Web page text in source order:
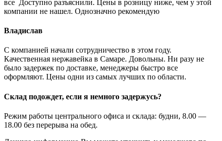
все Доступно разъяснили. Цены в розницу ниже, чем у этой
компании не нашел. Однозначно рекомендую
Владислав
С компанией начали сотрудничество в этом году.
Качественная нержавейка в Самаре. Довольны. Ни разу не
было задержек по доставке, менеджеры быстро все
оформляют. Цены одни из самых лучших по области.
Склад подождет, если я немного задержусь?
Режим работы центрального офиса и склада: будни, 8.00 —
18.00 без перерыва на обед.